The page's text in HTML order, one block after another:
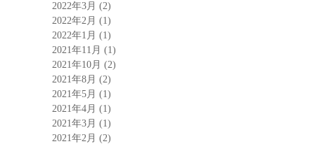
2022年3月 (2)
2022年2月 (1)
2022年1月 (1)
2021年11月 (1)
2021年10月 (2)
2021年8月 (2)
2021年5月 (1)
2021年4月 (1)
2021年3月 (1)
2021年2月 (2)